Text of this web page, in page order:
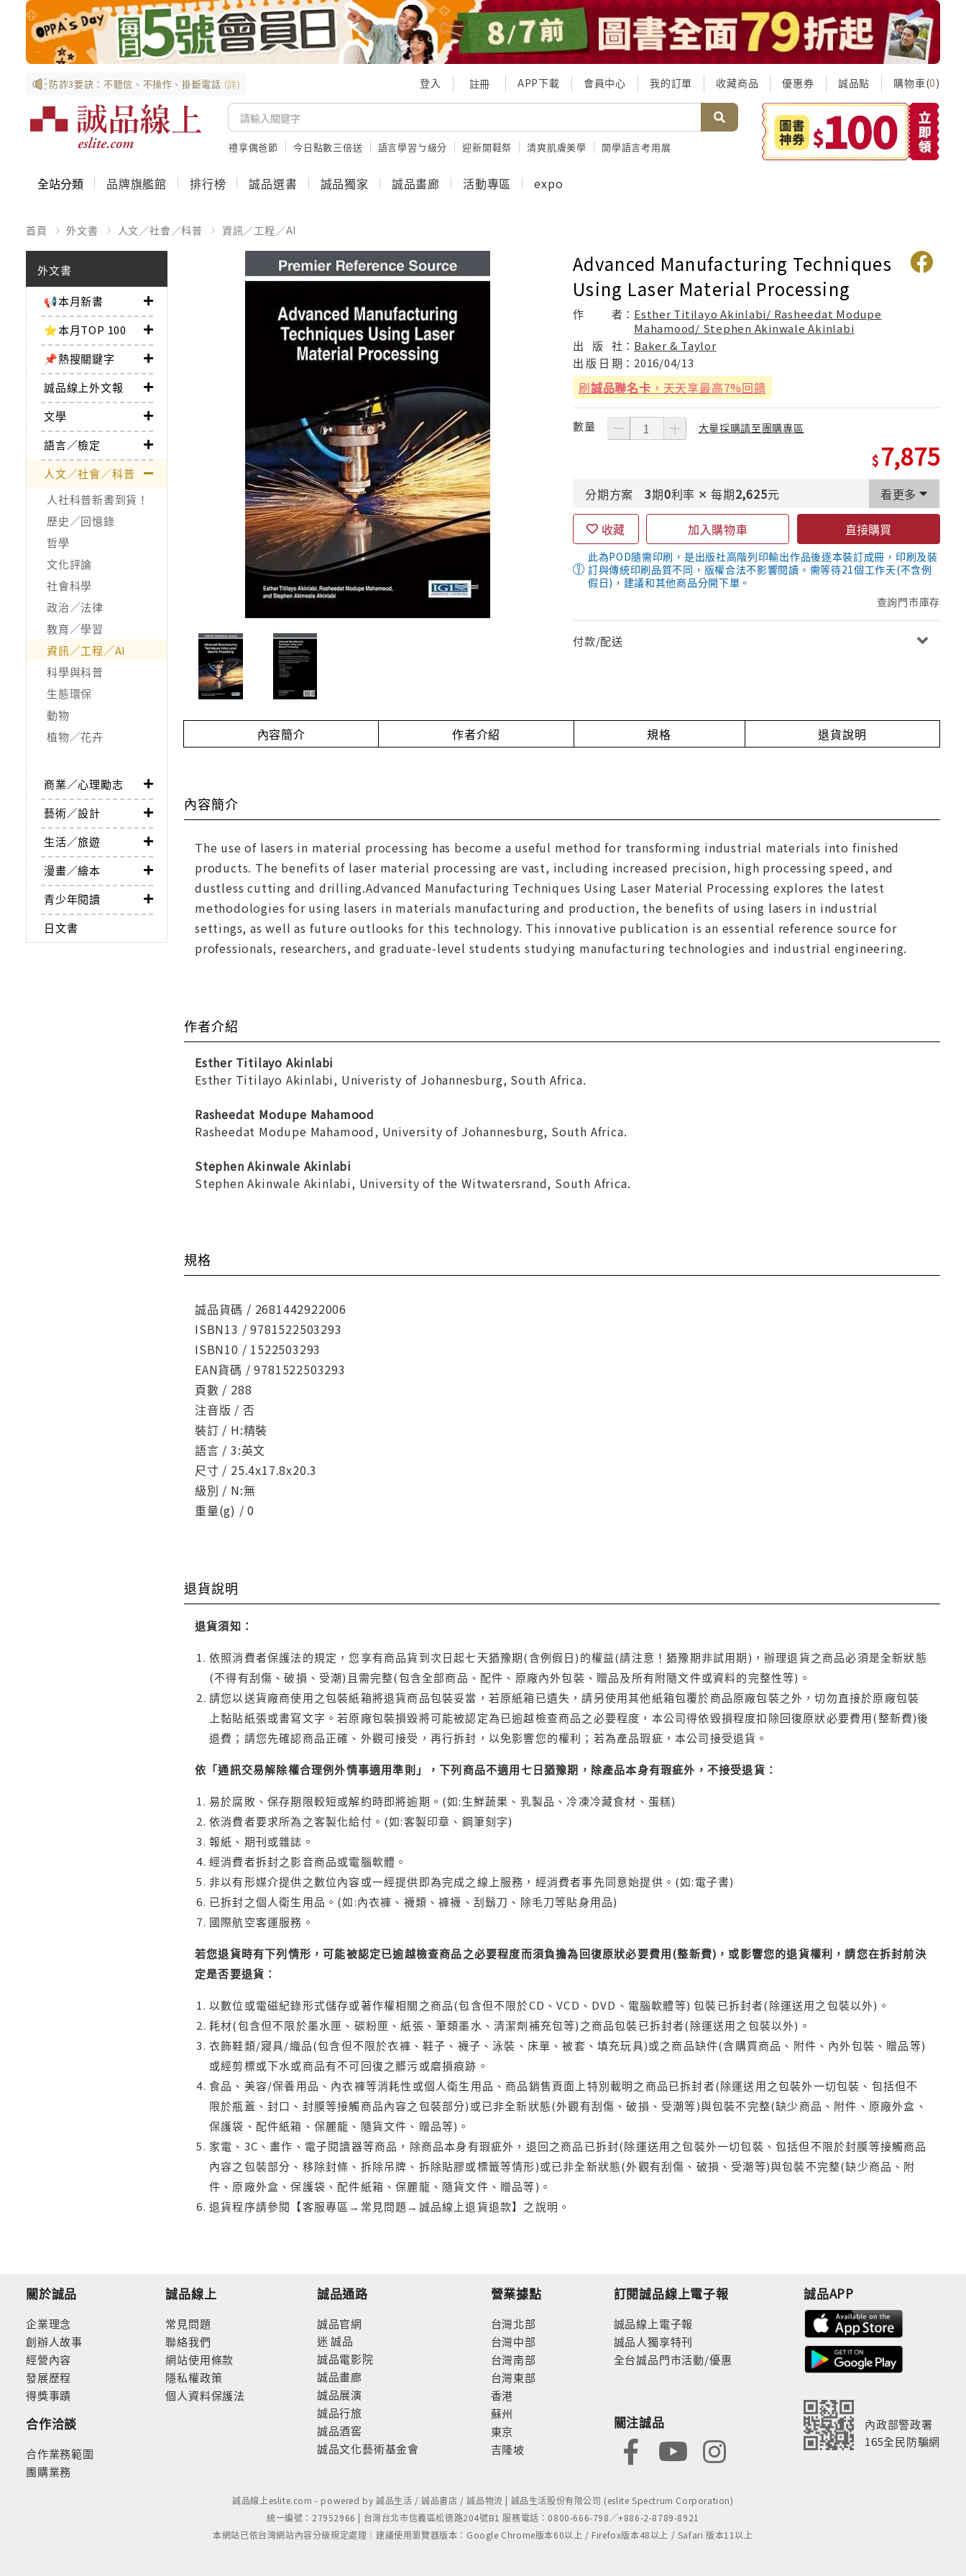
防詐3要訣：不聽信、不操作、掛斷電話 (詳) 登入 註冊 APP下載 會員中心 我的訂單 收藏商品 優惠券 誠品點 購物車(0)
禮享偶爸節 今日點數三倍送 語言學習ㄅ級分 迎新開鞋祭 清爽肌膚美學 開學語言考用展
全站分類 品牌旗艦館 排行榜 誠品選書 誠品獨家 誠品畫廊 活動專區 expo
首頁 外文書 人文／社會／科普 資訊／工程／AI
外文書
📢本月新書
⭐本月TOP 100
📌熱搜關鍵字
誠品線上外文報
文學
語言／檢定
人文／社會／科普
人社科普新書到貨！
歷史／回憶錄
哲學
文化評論
社會科學
政治／法律
教育／學習
資訊／工程／AI
科學與科普
生態環保
動物
植物／花卉
商業／心理勵志
藝術／設計
生活／旅遊
漫畫／繪本
青少年閱讀
日文書
Advanced Manufacturing Techniques
Using Laser Material Processing
作 者： Esther Titilayo Akinlabi/ Rasheedat Modupe
Mahamood/ Stephen Akinwale Akinlabi
出
版 社： Baker & Taylor
出 版 日 期： 2016/04/13
刷誠品聯名卡 ，天天享最高7%回饋
數量 大量採購請至團購專區
7,875
分期方案 3期0利率 ✕ 每期2,625元 看更多
收藏 加入購物車 直接購買
此為POD隨需印刷，是出版社高階列印輸出作品後逐本裝訂成冊，印刷及裝
訂與傳統印刷品質不同，版權合法不影響閱讀。需等待21個工作天(不含例
假日)，建議和其他商品分開下單。
查詢門市庫存
付款/配送
內容簡介 作者介紹 規格 退貨說明
內容簡介
The use of lasers in material processing has become a useful method for transforming industrial materials into finished
products. The benefits of laser material processing are vast, including increased precision, high processing speed, and
dustless cutting and drilling.Advanced Manufacturing Techniques Using Laser Material Processing explores the latest
methodologies for using lasers in materials manufacturing and production, the benefits of using lasers in industrial
settings, as well as future outlooks for this technology. This innovative publication is an essential reference source for
professionals, researchers, and graduate-level students studying manufacturing technologies and industrial engineering.
作者介紹
Esther Titilayo Akinlabi
Esther Titilayo Akinlabi, Univeristy of Johannesburg, South Africa.
Rasheedat Modupe Mahamood
Rasheedat Modupe Mahamood, University of Johannesburg, South Africa.
Stephen Akinwale Akinlabi
Stephen Akinwale Akinlabi, University of the Witwatersrand, South Africa.
規格
誠品貨碼 / 2681442922006
ISBN13 / 9781522503293
ISBN10 / 1522503293
EAN貨碼 / 9781522503293
頁數 / 288
注音版 / 否
裝訂 / H:精裝
語言 / 3:英文
尺寸 / 25.4x17.8x20.3
級別 / N:無
重量(g) / 0
退貨說明
退貨須知：
依照消費者保護法的規定，您享有商品貨到次日起七天猶豫期(含例假日)的權益(請注意！猶豫期非試用期)，辦理退貨之商品必須是全新狀態
(不得有刮傷、破損、受潮)且需完整(包含全部商品、配件、原廠內外包裝、贈品及所有附隨文件或資料的完整性等)。
請您以送貨廠商使用之包裝紙箱將退貨商品包裝妥當，若原紙箱已遺失，請另使用其他紙箱包覆於商品原廠包裝之外，切勿直接於原廠包裝
上黏貼紙張或書寫文字。若原廠包裝損毀將可能被認定為已逾越檢查商品之必要程度，本公司得依毀損程度扣除回復原狀必要費用(整新費)後
退費；請您先確認商品正確、外觀可接受，再行拆封，以免影響您的權利；若為產品瑕疵，本公司接受退貨。
依「通訊交易解除權合理例外情事適用準則」，下列商品不適用七日猶豫期，除產品本身有瑕疵外，不接受退貨：
易於腐敗、保存期限較短或解約時即將逾期。(如:生鮮蔬果、乳製品、冷凍冷藏食材、蛋糕)
依消費者要求所為之客製化給付。(如:客製印章、鋼筆刻字)
報紙、期刊或雜誌。
經消費者拆封之影音商品或電腦軟體。
非以有形媒介提供之數位內容或一經提供即為完成之線上服務，經消費者事先同意始提供。(如:電子書)
已拆封之個人衛生用品。(如:內衣褲、襪類、褲襪、刮鬍刀、除毛刀等貼身用品)
國際航空客運服務。
若您退貨時有下列情形，可能被認定已逾越檢查商品之必要程度而須負擔為回復原狀必要費用(整新費)，或影響您的退貨權利，請您在拆封前決
定是否要退貨：
以數位或電磁紀錄形式儲存或著作權相關之商品(包含但不限於CD、VCD、DVD、電腦軟體等) 包裝已拆封者(除運送用之包裝以外)。
耗材(包含但不限於墨水匣、碳粉匣、紙張、筆類墨水、清潔劑補充包等)之商品包裝已拆封者(除運送用之包裝以外)。
衣飾鞋類/寢具/織品(包含但不限於衣褲、鞋子、襪子、泳裝、床單、被套、填充玩具)或之商品缺件(含購買商品、附件、內外包裝、贈品等)
或經剪標或下水或商品有不可回復之髒污或磨損痕跡。
食品、美容/保養用品、內衣褲等消耗性或個人衛生用品、商品銷售頁面上特別載明之商品已拆封者(除運送用之包裝外一切包裝、包括但不
限於瓶蓋、封口、封膜等接觸商品內容之包裝部分)或已非全新狀態(外觀有刮傷、破損、受潮等)與包裝不完整(缺少商品、附件、原廠外盒、
保護袋、配件紙箱、保麗龍、隨貨文件、贈品等)。
家電、3C、畫作、電子閱讀器等商品，除商品本身有瑕疵外，退回之商品已拆封(除運送用之包裝外一切包裝、包括但不限於封膜等接觸商品
內容之包裝部分、移除封條、拆除吊牌、拆除貼膠或標籤等情形)或已非全新狀態(外觀有刮傷、破損、受潮等)與包裝不完整(缺少商品、附
件、原廠外盒、保護袋、配件紙箱、保麗龍、隨貨文件、贈品等)。
退貨程序請參閱【客服專區→常見問題→誠品線上退貨退款】之說明。
關於誠品
企業理念
創辦人故事
經營內容
發展歷程
得獎事蹟
合作洽談
合作業務範圍
團購業務
誠品線上
常見問題
聯絡我們
網站使用條款
隱私權政策
個人資料保護法
誠品通路
誠品官網
迷 誠品
誠品電影院
誠品畫廊
誠品展演
誠品行旅
誠品酒窖
誠品文化藝術基金會
營業據點
台灣北部
台灣中部
台灣南部
台灣東部
香港
蘇州
東京
吉隆坡
訂閱誠品線上電子報
誠品線上電子報
誠品人獨享特刊
全台誠品門市活動/優惠
關注誠品
誠品APP
內政部警政署
165全民防騙網
誠品線上eslite.com - powered by 誠品生活 / 誠品書店 / 誠品物流 | 誠品生活股份有限公司 (eslite Spectrum Corporation)
統一編號：27952966 | 台灣台北市信義區松德路204號B1 服務電話：0800-666-798／+886-2-8789-8921
本網站已依台灣網站內容分級規定處理｜建議使用瀏覽器版本：Google Chrome版本60以上 / Firefox版本48以上 / Safari 版本11以上